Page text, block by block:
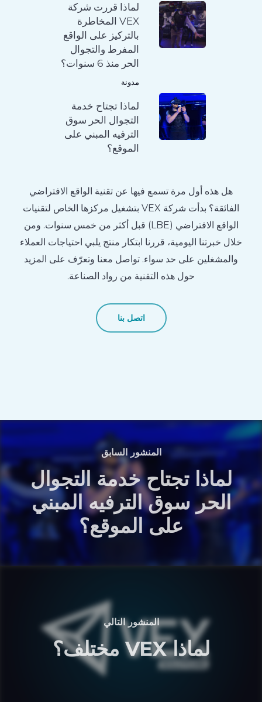
لماذا قررت شركة
VEX المخاطرة
بالتركيز على الواقع
المفرط والتجوال
الحر منذ 6 سنوات؟
مدونة
لماذا تجتاح خدمة
التجوال الحر سوق
الترفيه المبني على
الموقع؟
هل هذه أول مرة تسمع فيها عن تقنية الواقع الافتراضي
الفائقة؟ بدأت شركة VEX بتشغيل مركزها الخاص لتقنيات
الواقع الافتراضي (LBE) قبل أكثر من خمس سنوات. ومن
خلال خبرتنا اليومية، قررنا ابتكار منتج يلبي احتياجات العملاء
والمشغلين على حد سواء. تواصل معنا وتعرّف على المزيد
حول هذه التقنية من رواد الصناعة.
اتصل بنا
المنشور السابق
لماذا تجتاح خدمة التجوال
الحر سوق الترفيه المبني
على الموقع؟
المنشور التالي
لماذا VEX مختلف؟